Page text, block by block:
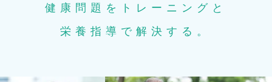
健康問題をトレーニングと
栄養指導で解決する。